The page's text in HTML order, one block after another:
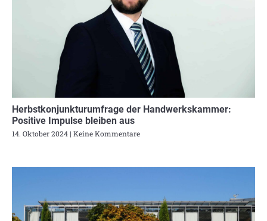
Herbstkonjunkturumfrage der Handwerkskammer:
Positive Impulse bleiben aus
14. Oktober 2024 Keine Kommentare